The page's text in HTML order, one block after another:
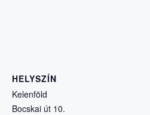
HELYSZÍN
Kelenföld
Bocskai út 10.